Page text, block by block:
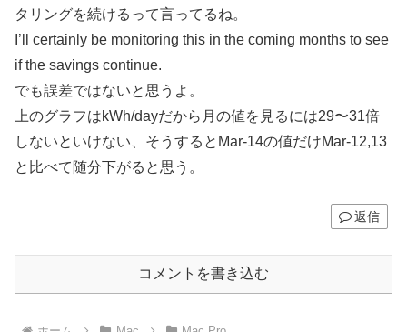
タリングを続けるって言ってるね。
I’ll certainly be monitoring this in the coming months to see
if the savings continue.
でも誤差ではないと思うよ。
上のグラフはkWh/dayだから月の値を見るには29〜31倍
しないといけない、そうするとMar-14の値だけMar-12,13
と比べて随分下がると思う。
返信
コメントを書き込む